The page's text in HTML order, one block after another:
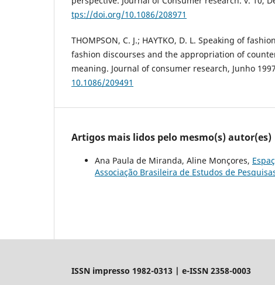
tps://doi.org/10.1086/208971
THOMPSON, C. J.; HAYTKO, D. L. Speaking of
fashion discourses and the appropriation of
meaning. Journal of consumer research, Junho
10.1086/209491
Artigos mais lidos pelo mesmo(s) autor(es)
Ana Paula de Miranda, Aline Monçores,
Associação Brasileira de Estudos de
ISSN impresso 1982-0313 | e-ISSN 2358-0003